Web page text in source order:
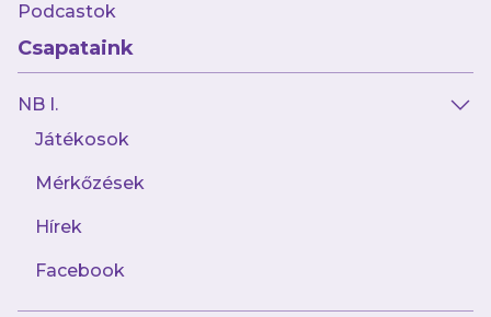
Podcastok
Csapataink
NB I.
Játékosok
Mérkőzések
Hírek
Facebook